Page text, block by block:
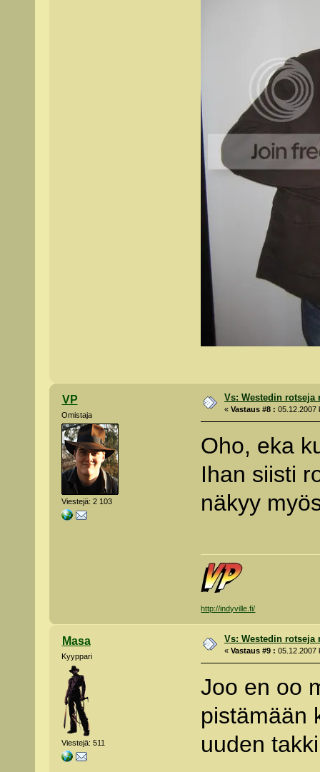
VP
Omistaja
Viestejä: 2 103
Vs: Westedin rotseja
«Vastaus #8 : 05.12.2007
Oho, eka
Ihan siisti
näkyy
http://indyville.fi/
Masa
Kyyppari
Viestejä: 511
Vs: Westedin rotseja
«Vastaus #9 : 05.12.2007
Joo en oo
pistämään
uuden